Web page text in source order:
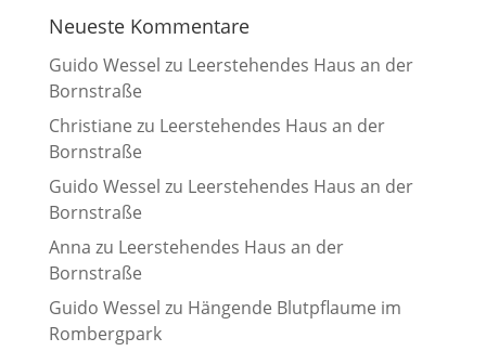
Neueste Kommentare
Guido Wessel zu Leerstehendes Haus an der
Bornstraße
Christiane zu Leerstehendes Haus an der
Bornstraße
Guido Wessel zu Leerstehendes Haus an der
Bornstraße
Anna zu Leerstehendes Haus an der
Bornstraße
Guido Wessel zu Hängende Blutpflaume im
Rombergpark